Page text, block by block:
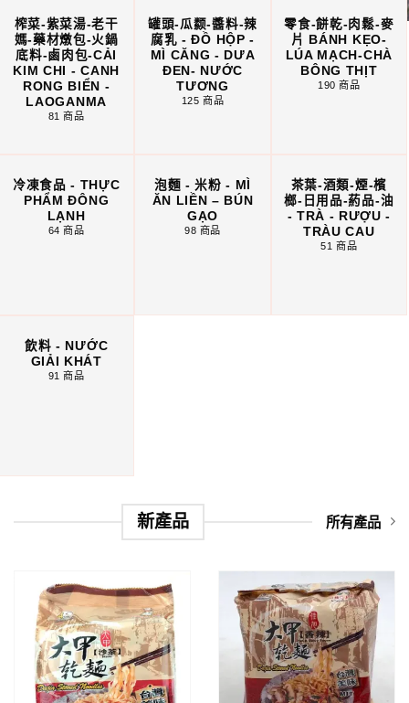
榨菜-紫菜湯-老干
媽-藥材燉包-火鍋
底料-鹵肉包-CẢI
KIM CHI - CANH
RONG BIỂN -
LAOGANMA
81 商品
罐頭-瓜颣-醬料-辣
腐乳 - ĐỒ HỘP -
MÌ CĂNG - DƯA
ĐEN- NƯỚC
TƯƠNG
125 商品
零食-餅乾-肉鬆-麥
片 BÁNH KẸO-
LÚA MẠCH-CHÀ
BÔNG THỊT
190 商品
冷凍食品 - THỰC
PHẨM ĐÔNG
LẠNH
64 商品
泡麵 - 米粉 - MÌ
ĂN LIỀN – BÚN
GẠO
98 商品
茶葉-酒類-煙-檳
榔-日用品-葯品-油
- TRÀ - RƯỢU -
TRÀU CAU
51 商品
飲料 - NƯỚC
GIẢI KHÁT
91 商品
新產品 所有產品